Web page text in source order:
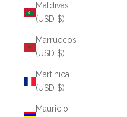
Maldivas
(USD $)
Marruecos
(USD $)
Martinica
(USD $)
Mauricio